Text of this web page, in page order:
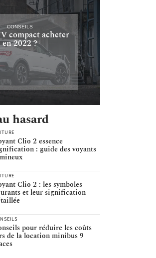
CONSEILS
compact acheter
en 2022 ?
hasard
Clio 2 essence
: guide des voyants
Clio 2 : les symboles
et leur signification
pour réduire les coûts
de la location minibus 9